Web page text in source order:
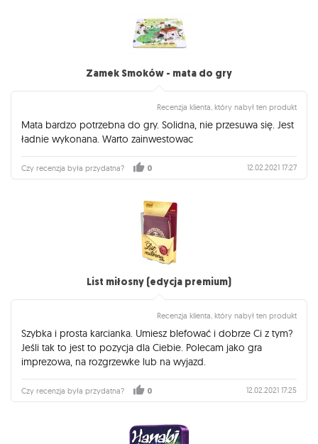
Zamek Smoków - mata do gry
Recenzja klienta, który nabył ten produkt
Mata bardzo potrzebna do gry. Solidna, nie przesuwa się. Jest
ładnie wykonana. Warto zainwestowac
Czy recenzja była przydatna? 0 12.02.2021 17:27
List miłosny (edycja premium)
Recenzja klienta, który nabył ten produkt
Szybka i prosta karcianka. Umiesz blefować i dobrze Ci z tym?
Jeśli tak to jest to pozycja dla Ciebie. Polecam jako gra
imprezowa, na rozgrzewke lub na wyjazd.
Czy recenzja była przydatna? 0 12.02.2021 17:25